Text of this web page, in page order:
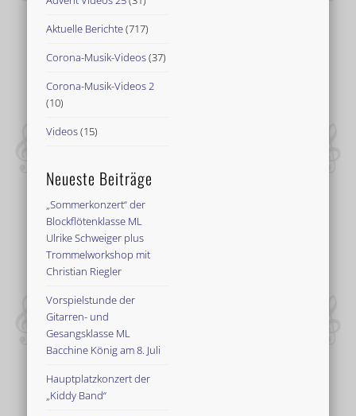
Aktuelle Berichte(717)
Corona-Musik-Videos(37)
Corona-Musik-Videos 2
(10)
Videos(15)
Neueste Beiträge
„Sommerkonzert“ der
Blockflötenklasse ML
Ulrike Schweiger plus
Trommelworkshop mit
Christian Riegler
Vorspielstunde der
Gitarren- und
Gesangsklasse ML
Bacchine König am 8. Juli
Hauptplatzkonzert der
„Kiddy Band“